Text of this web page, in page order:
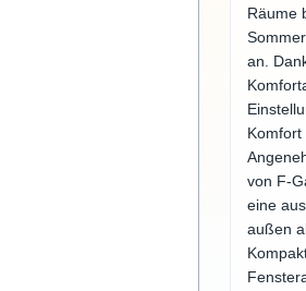
Räume
an.
von F-
eine
außen